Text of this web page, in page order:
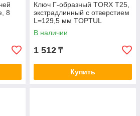
8
Ключ Г-образный TORX T25,
экстрадлинный с отверстием
L=129,5 мм TOPTUL
AIBE2513
В наличии
1 512 ₸
Купить